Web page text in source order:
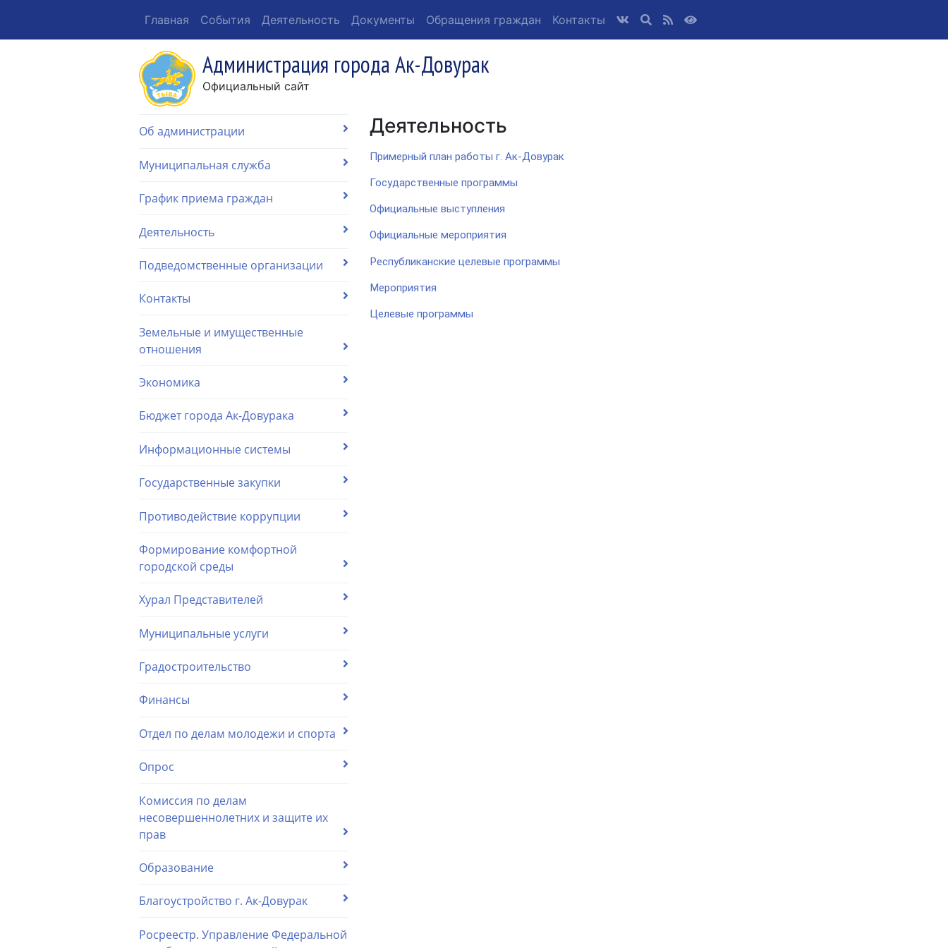
Главная События Деятельность Документы Обращения граждан Контакты
Администрация города Ак-Довурак
Официальный сайт
Об администрации
Муниципальная служба
График приема граждан
Деятельность
Подведомственные организации
Контакты
Земельные и имущественные
отношения
Экономика
Бюджет города Ак-Довурака
Информационные системы
Государственные закупки
Противодействие коррупции
Формирование комфортной
городской среды
Хурал Представителей
Муниципальные услуги
Градостроительство
Финансы
Отдел по делам молодежи и спорта
Опрос
Комиссия по делам
несовершеннолетних и защите их
прав
Образование
Благоустройство г. Ак-Довурак
Росреестр. Управление Федеральной
Деятельность
Примерный план работы г. Ак-Довурак
Государственные программы
Официальные выступления
Официальные мероприятия
Республиканские целевые программы
Мероприятия
Целевые программы